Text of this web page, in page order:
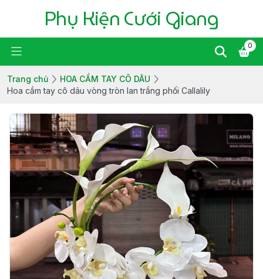
Phụ Kiện Cưới Giang
0
Trang chủ
HOA CẦM TAY CÔ DÂU
Hoa cầm tay cô dâu vòng tròn lan trắng phối Callalily